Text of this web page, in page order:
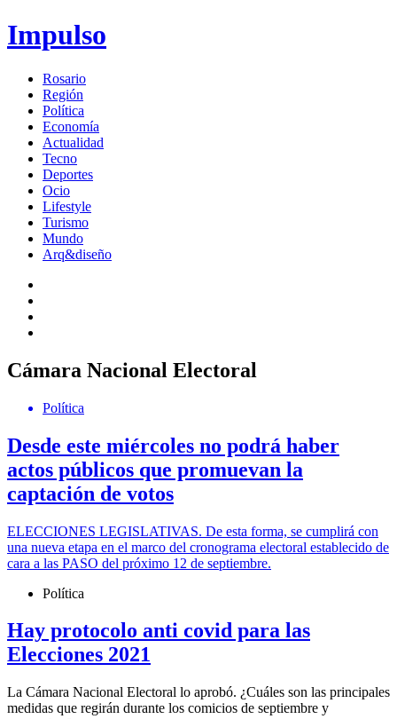
Impulso
Rosario
Región
Política
Economía
Actualidad
Tecno
Deportes
Ocio
Lifestyle
Turismo
Mundo
Arq&diseño
Cámara Nacional Electoral
Política
Desde este miércoles no podrá haber
actos públicos que promuevan la
captación de votos
ELECCIONES LEGISLATIVAS. De esta forma, se cumplirá con
una nueva etapa en el marco del cronograma electoral establecido de
cara a las PASO del próximo 12 de septiembre.
Política
Hay protocolo anti covid para las
Elecciones 2021
La Cámara Nacional Electoral lo aprobó. ¿Cuáles son las principales
medidas que regirán durante los comicios de septiembre y